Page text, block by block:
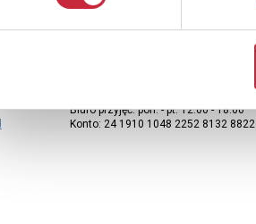
Biuro przyjęć: pon. - pt. 12:00 - 18:00
Konto: 24 1910 1048 2252 8132 8822